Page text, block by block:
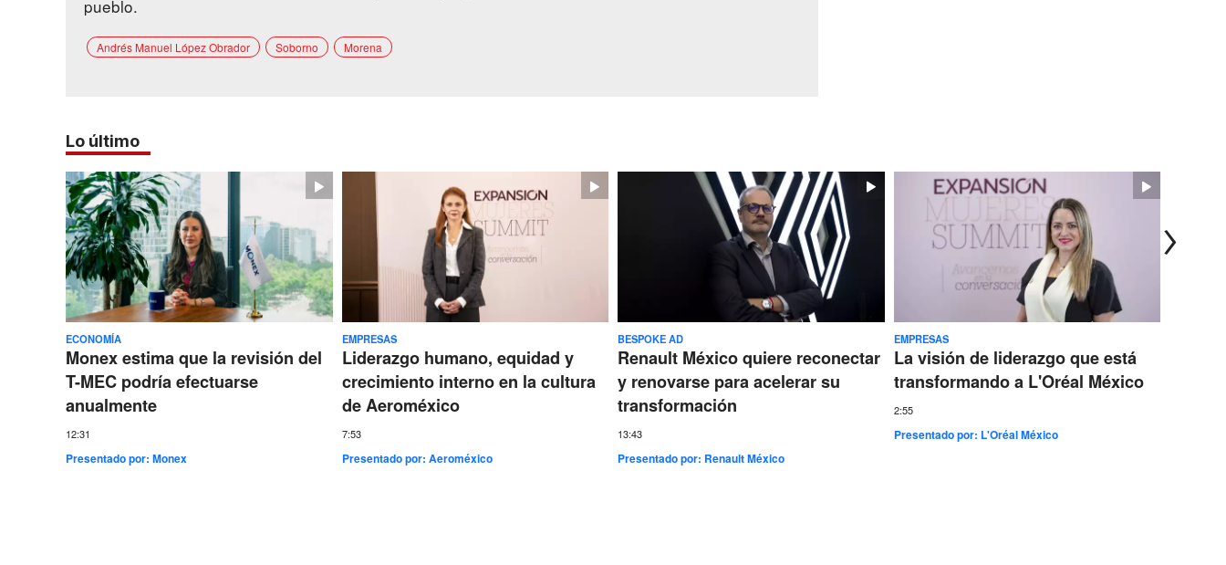
pueblo.
Andrés Manuel López Obrador Soborno Morena
Lo último
ECONOMÍA
Monex estima que la revisión del
T-MEC podría efectuarse
anualmente
12:31
Presentado por:Monex
EMPRESAS
Liderazgo humano, equidad y
crecimiento interno en la cultura
de Aeroméxico
7:53
Presentado por: Aeroméxico
BESPOKE AD
Renault México quiere reconectar
y renovarse para acelerar su
transformación
13:43
Presentado por: Renault México
EMPRESAS
La visión de liderazgo que está
transformando a L'Oréal México
2:55
Presentado por: L'Oréal México